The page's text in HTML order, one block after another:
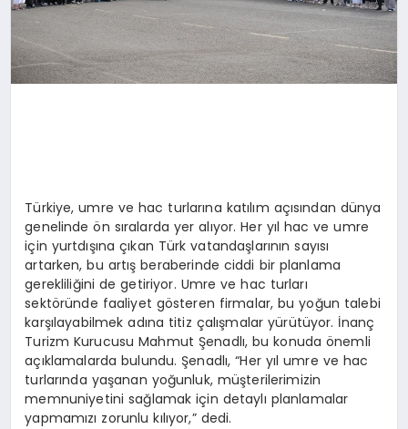
Türkiye, umre ve hac turlarına katılım açısından dünya
genelinde ön sıralarda yer alıyor. Her yıl hac ve umre
için yurtdışına çıkan Türk vatandaşlarının sayısı
artarken, bu artış beraberinde ciddi bir planlama
gerekliliğini de getiriyor. Umre ve hac turları
sektöründe faaliyet gösteren firmalar, bu yoğun talebi
karşılayabilmek adına titiz çalışmalar yürütüyor. İnanç
Turizm Kurucusu Mahmut Şenadlı, bu konuda önemli
açıklamalarda bulundu. Şenadlı, “Her yıl umre ve hac
turlarında yaşanan yoğunluk, müşterilerimizin
memnuniyetini sağlamak için detaylı planlamalar
yapmamızı zorunlu kılıyor,” dedi.